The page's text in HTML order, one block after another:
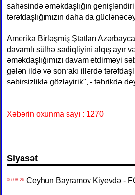
sahəsində əməkdaşlığın
tərəfdaşlığımızın daha da
Amerika Birləşmiş Ştatları
davamlı sülhə sadiqliyini alqışlayır
əməkdaşlığımızı davam etdirməyi
gələn ildə və sonrakı illərdə
səbirsizliklə gözləyirik", - təbrikdə
Xəbərin oxunma sayı : 1270
Siyasət
06.08.26Ceyhun Bayramov Kiyevdə -